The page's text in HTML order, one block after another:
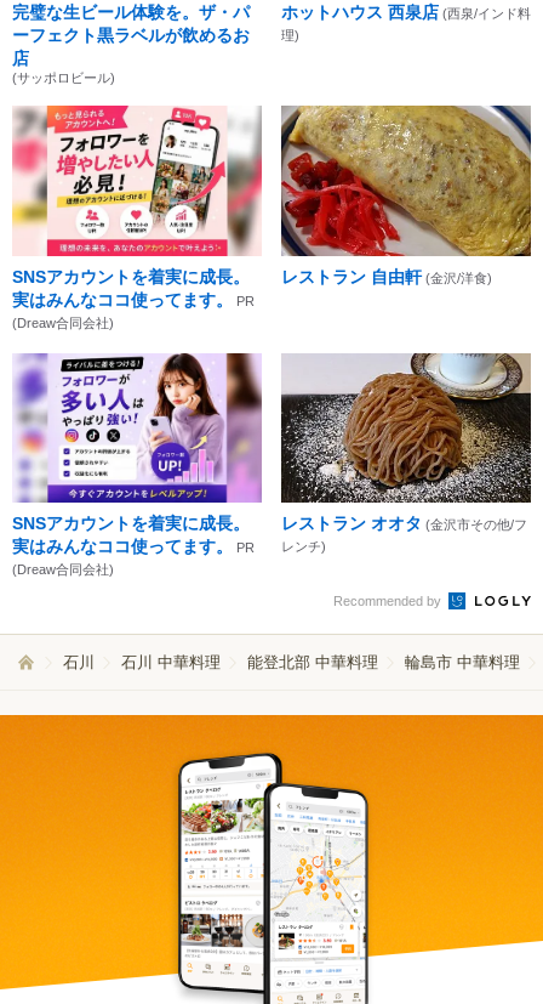
完璧な生ビール体験を。ザ・パ
ーフェクト黒ラベルが飲めるお
店
(サッポロビール)
ホットハウス 西泉店 (西泉/インド料
理)
SNSアカウントを着実に成長。
実はみんなココ使ってます。
PR
(Dreaw合同会社)
レストラン 自由軒 (金沢/洋食)
SNSアカウントを着実に成長。
実はみんなココ使ってます。
PR
(Dreaw合同会社)
レストラン オオタ (金沢市その他/フ
レンチ)
Recommended by
石川 石川 中華料理 能登北部 中華料理 輪島市 中華料理